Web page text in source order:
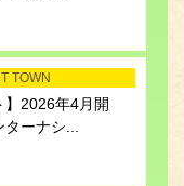
TOWN
】2026年4月開
ターナシ...